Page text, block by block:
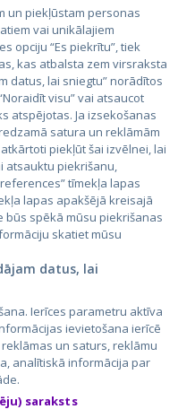
un piekļūstam personas
vai unikālajiem
opciju “Es piekrītu”, tiek
kas atbalsta zem virsraksta
datus, lai sniegtu” norādītos
visu” vai atsaucot
atspējotas. Ja izsekošanas
satura un reklāmām
piekļūt šai izvēlnei, lai
atsauktu piekrišanu,
tīmekļa lapas
lapas apakšējā kreisajā
būs spēkā mūsu piekrišanas
skatiet mūsu
datus, lai
Ierīces parametru aktīva
ievietošana ierīcē
un saturs, reklāmu
analītiskā informācija par
saraksts